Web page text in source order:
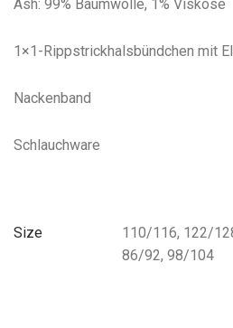
Ash: 99% Baumwolle, 1% Viskose
1×1-Rippstrickhalsbündchen mit
Nackenband
Schlauchware
Size
110/116, 122/
86/92, 98/104